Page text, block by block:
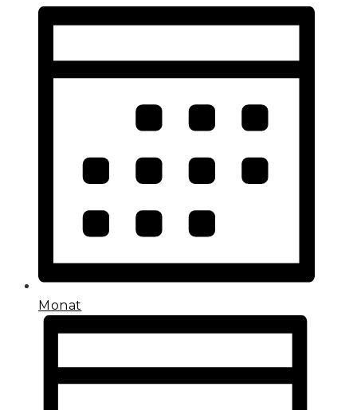
Monat